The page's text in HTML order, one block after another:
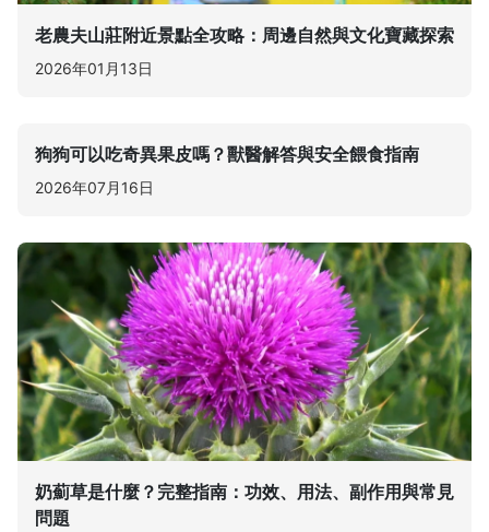
老農夫山莊附近景點全攻略：周邊自然與文化寶藏探索
2026年01月13日
狗狗可以吃奇異果皮嗎？獸醫解答與安全餵食指南
2026年07月16日
奶薊草是什麼？完整指南：功效、用法、副作用與常見
問題